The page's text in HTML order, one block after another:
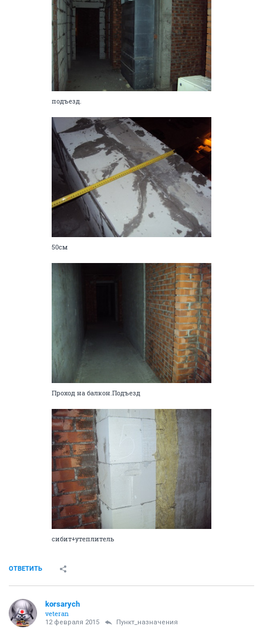
подъезд.
50см
Проход на балкон.Подъезд
сибит+утеплитель
ОТВЕТИТЬ
korsarych
veteran
12 февраля 2015 Пункт_назначения